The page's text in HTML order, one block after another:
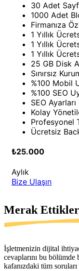
30 Adet
1000 Adet
Firmanıza
1 Yıllık
1 Yıllık
1 Yıllık
25 GB Disk
Sınırsız
%100 Mobil
%100 SEO
SEO Ayarları
Kolay
Profesyonel
Ücretsiz
₺25.000
Aylık
Bize Ulaşın
Merak
İşletmenizin dijital
cevaplarını bu
kafanızdaki tüm